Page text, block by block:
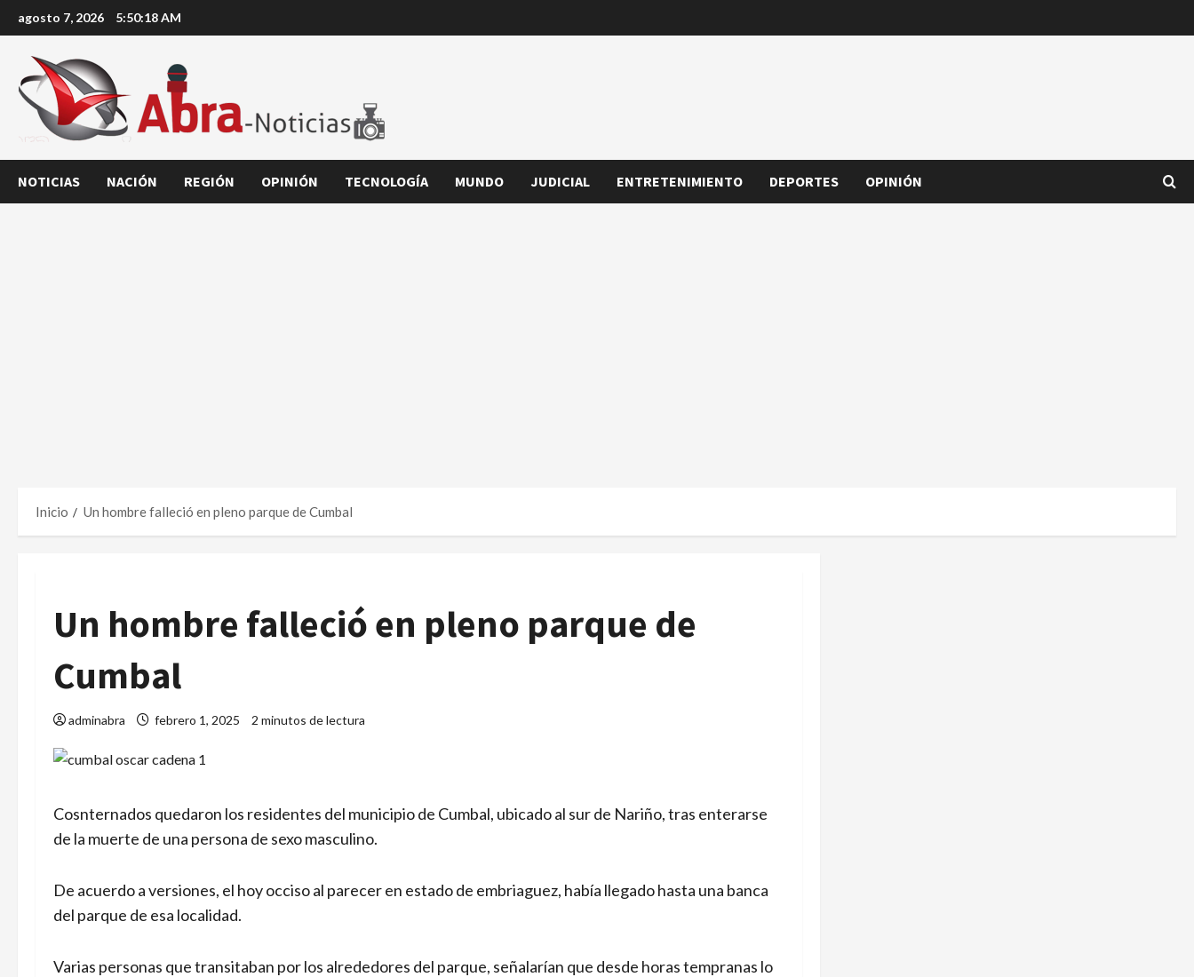
al
contenido
agosto 7, 2026 5:50:18 AM
NOTICIAS NACIÓN REGIÓN OPINIÓN TECNOLOGÍA MUNDO JUDICIAL ENTRETENIMIENTO DEPORTES OPINIÓN
Inicio Un hombre falleció en pleno parque de Cumbal
Un hombre falleció en pleno parque de
Cumbal
adminabra febrero 1, 2025 2 minutos de lectura
Cosnternados quedaron los residentes del municipio de Cumbal, ubicado al sur de Nariño, tras enterarse
de la muerte de una persona de sexo masculino.
De acuerdo a versiones, el hoy occiso al parecer en estado de embriaguez, había llegado hasta una banca
del parque de esa localidad.
Varias personas que transitaban por los alrededores del parque, señalarían que desde horas tempranas lo